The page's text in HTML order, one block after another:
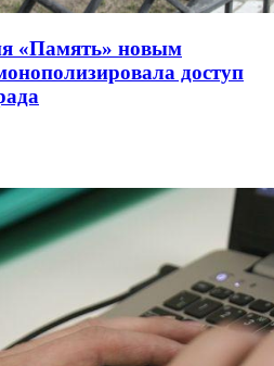
«Память» новым
доступ